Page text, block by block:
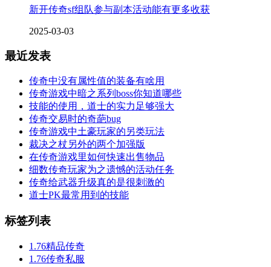
新开传奇sf组队参与副本活动能有更多收获
2025-03-03
最近发表
传奇中没有属性值的装备有啥用
传奇游戏中暗之系列boss你知道哪些
技能的使用，道士的实力足够强大
传奇交易时的奇葩bug
传奇游戏中土豪玩家的另类玩法
裁决之杖另外的两个加强版
在传奇游戏里如何快速出售物品
细数传奇玩家为之遗憾的活动任务
传奇给武器升级真的是很刺激的
道士PK最常用到的技能
标签列表
1.76精品传奇
1.76传奇私服